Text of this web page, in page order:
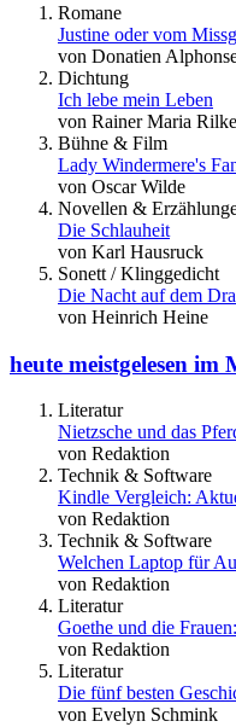
Romane
Justine oder vom
von Donatien
Dichtung
Ich lebe mein Leben
von Rainer Maria Rilke
Bühne & Film
Lady Windermere's
von Oscar Wilde
Novellen &
Die Schlauheit
von Karl Hausruck
Sonett / Klinggedicht
Die Nacht auf dem
von Heinrich Heine
heute meistgelesen im
Literatur
Nietzsche und das
von Redaktion
Technik & Software
Kindle Vergleich:
von Redaktion
Technik & Software
Welchen Laptop für
von Redaktion
Literatur
Goethe und die
von Redaktion
Literatur
Die fünf besten
von Evelyn Schmink